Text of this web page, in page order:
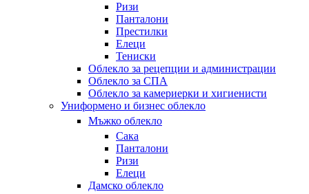
Ризи
Панталони
Престилки
Елеци
Тениски
Облекло за рецепции и администрации
Облекло за СПА
Облекло за камериерки и хигиенисти
Униформено и бизнес облекло
Мъжко облекло
Сака
Панталони
Ризи
Елеци
Дамско облекло